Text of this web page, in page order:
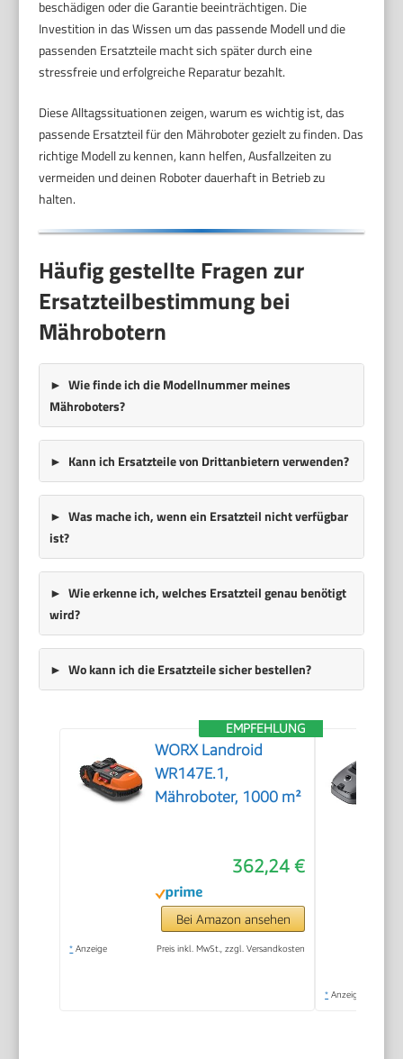
beschädigen oder die Garantie beeinträchtigen. Die
Investition in das Wissen um das passende Modell und die
passenden Ersatzteile macht sich später durch eine
stressfreie und erfolgreiche Reparatur bezahlt.
Diese Alltagssituationen zeigen, warum es wichtig ist, das
passende Ersatzteil für den Mähroboter gezielt zu finden. Das
richtige Modell zu kennen, kann helfen, Ausfallzeiten zu
vermeiden und deinen Roboter dauerhaft in Betrieb zu
halten.
Häufig gestellte Fragen zur
Ersatzteilbestimmung bei
Mährobotern
Wie finde ich die Modellnummer meines
Mähroboters?
Kann ich Ersatzteile von Drittanbietern verwenden?
Was mache ich, wenn ein Ersatzteil nicht verfügbar
ist?
Wie erkenne ich, welches Ersatzteil genau benötigt
wird?
Wo kann ich die Ersatzteile sicher bestellen?
EMPFEHLUNG
WORX Landroid
WR147E.1,
Mähroboter, 1000 m²
362,24 €
Bei Amazon ansehen
* Anzeige Preis inkl. MwSt., zzgl. Versandkosten
* Anzeige